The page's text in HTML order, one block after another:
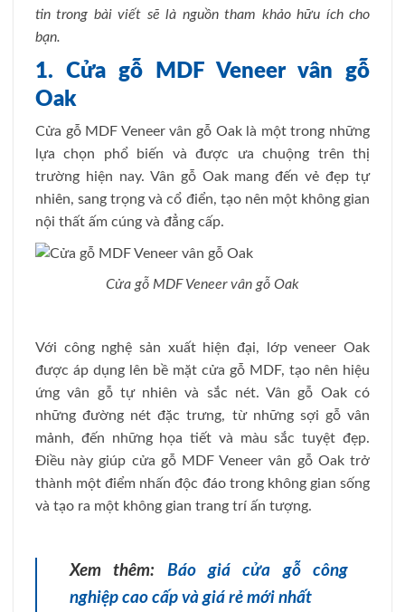
tin trong bài viết sẽ là nguồn tham khảo hữu ích cho
bạn.
1. Cửa gỗ MDF Veneer vân gỗ
Oak
Cửa gỗ MDF Veneer vân gỗ Oak là một trong những
lựa chọn phổ biến và được ưa chuộng trên thị
trường hiện nay. Vân gỗ Oak mang đến vẻ đẹp tự
nhiên, sang trọng và cổ điển, tạo nên một không gian
nội thất ấm cúng và đẳng cấp.
Cửa gỗ MDF Veneer vân gỗ Oak
Với công nghệ sản xuất hiện đại, lớp veneer Oak
được áp dụng lên bề mặt cửa gỗ MDF, tạo nên hiệu
ứng vân gỗ tự nhiên và sắc nét. Vân gỗ Oak có
những đường nét đặc trưng, từ những sợi gỗ vân
mảnh, đến những họa tiết và màu sắc tuyệt đẹp.
Điều này giúp cửa gỗ MDF Veneer vân gỗ Oak trở
thành một điểm nhấn độc đáo trong không gian sống
và tạo ra một không gian trang trí ấn tượng.
Xem thêm: Báo giá cửa gỗ công
nghiệp cao cấp và giá rẻ mới nhất